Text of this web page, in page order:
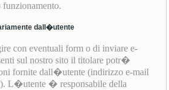
dall�utente
con eventuali form o di inviare e-
sul nostro sito il titolare potr�
fornite dall�utente (indirizzo e-mail
L�utente � responsabile della